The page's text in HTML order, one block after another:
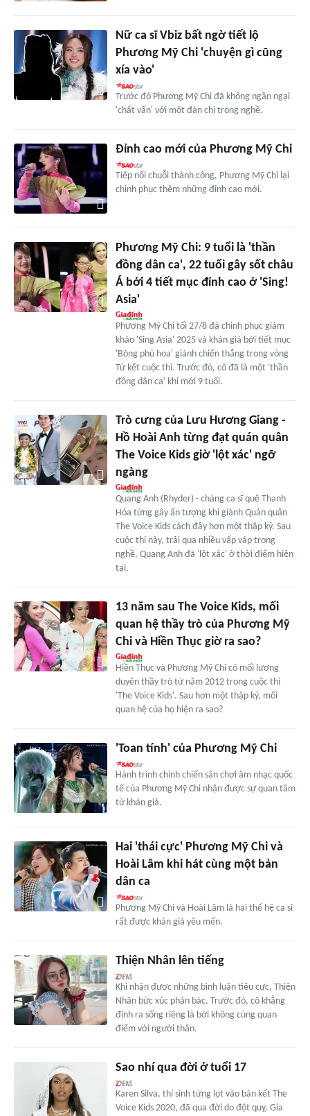
Nữ ca sĩ Vbiz bất ngờ tiết lộ
Phương Mỹ Chi 'chuyện gì cũng
xía vào'
Trước đó Phương Mỹ Chi đã không ngần ngại
'chất vấn' với một đàn chị trong nghề.
Đỉnh cao mới của Phương Mỹ Chi
Tiếp nối chuỗi thành công, Phương Mỹ Chi lại
chinh phục thêm những đỉnh cao mới.
Phương Mỹ Chi: 9 tuổi là 'thần
đồng dân ca', 22 tuổi gây sốt châu
Á bởi 4 tiết mục đỉnh cao ở 'Sing!
Asia'
Phương Mỹ Chi tối 27/8 đã chinh phục giám
khảo 'Sing Asia' 2025 và khán giả bởi tiết mục
'Bóng phù hoa' giành chiến thắng trong vòng
Tứ kết cuộc thi. Trước đó, cô đã là một 'thần
đồng dân ca' khi mới 9 tuổi.
Trò cưng của Lưu Hương Giang -
Hồ Hoài Anh từng đạt quán quân
The Voice Kids giờ 'lột xác' ngỡ
ngàng
Quang Anh (Rhyder) - chàng ca sĩ quê Thanh
Hóa từng gây ấn tượng khi giành Quán quân
The Voice Kids cách đây hơn một thập kỷ. Sau
cuộc thi này, trải qua nhiều vấp váp trong
nghề, Quang Anh đã 'lột xác' ở thời điểm hiện
tại.
13 năm sau The Voice Kids, mối
quan hệ thầy trò của Phương Mỹ
Chi và Hiền Thục giờ ra sao?
Hiền Thục và Phương Mỹ Chi có mối lương
duyên thầy trò từ năm 2012 trong cuộc thi
'The Voice Kids'. Sau hơn một thập kỷ, mối
quan hệ của họ hiện ra sao?
'Toan tính' của Phương Mỹ Chi
Hành trình chinh chiến sân chơi âm nhạc quốc
tế của Phương Mỹ Chi nhận được sự quan tâm
từ khán giả.
Hai 'thái cực' Phương Mỹ Chi và
Hoài Lâm khi hát cùng một bản
dân ca
Phương Mỹ Chi và Hoài Lâm là hai thế hệ ca sĩ
rất được khán giả yêu mến.
Thiện Nhân lên tiếng
Khi nhận được những bình luận tiêu cực, Thiện
Nhân bức xúc phản bác. Trước đó, cô khẳng
định ra sống riêng là bởi không cùng quan
điểm với người thân.
Sao nhí qua đời ở tuổi 17
Karen Silva, thí sinh từng lọt vào bán kết The
Voice Kids 2020, đã qua đời do đột quỵ. Gia